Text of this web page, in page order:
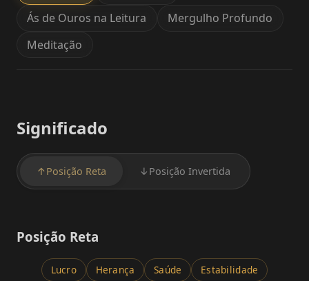
Ás de Ouros na Leitura
Mergulho Profundo
Meditação
Significado
↑ Posição Reta ↓ Posição Invertida
Posição Reta
Lucro Herança Saúde
Estabilidade